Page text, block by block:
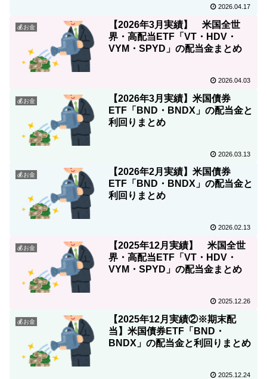
2026.04.17
💰お金
【2026年3月実績】 米国全世
界・高配当ETF「VT・HDV・
VYM・SPYD」の配当金まとめ
2026.04.03
💰お金
【2026年3月実績】米国債券
ETF「BND・BNDX」の配当金と
利回りまとめ
2026.03.13
💰お金
【2026年2月実績】米国債券
ETF「BND・BNDX」の配当金と
利回りまとめ
2026.02.13
💰お金
【2025年12月実績】 米国全世
界・高配当ETF「VT・HDV・
VYM・SPYD」の配当金まとめ
2025.12.26
💰お金
【2025年12月実績②※期末配
当】米国債券ETF「BND・
BNDX」の配当金と利回りまとめ
2025.12.24